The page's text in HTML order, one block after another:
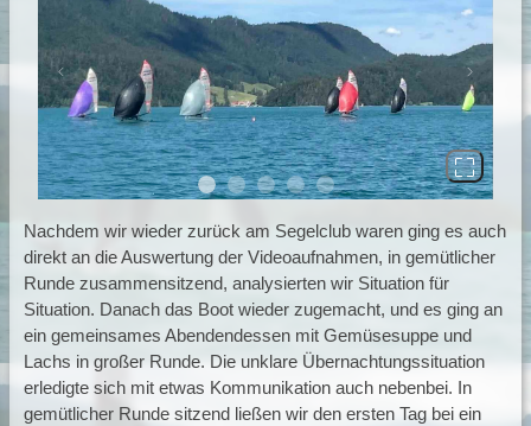
Previous Next
Nachdem wir wieder zurück am Segelclub waren ging es auch
direkt an die Auswertung der Videoaufnahmen, in gemütlicher
Runde zusammensitzend, analysierten wir Situation für
Situation. Danach das Boot wieder zugemacht, und es ging an
ein gemeinsames Abendendessen mit Gemüsesuppe und
Lachs in großer Runde. Die unklare Übernachtungssituation
erledigte sich mit etwas Kommunikation auch nebenbei. In
gemütlicher Runde sitzend ließen wir den ersten Tag bei ein